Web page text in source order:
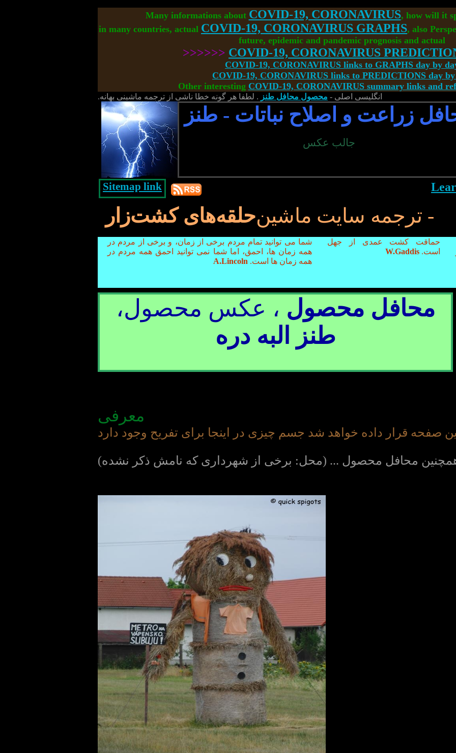
Many informations about COVID-19, CORONAVIRUS, how will it
in many countries, actual COVID-19, CORONAVIRUS GRAPHS, also
future, epidemic and pandemic prognosis and actual
COVID-19, CORONAVIRUS
<<<<<<
COVID-19, CORONAVIRUS links to GRAPHS day by
COVID-19, CORONAVIRUS links to PREDICTIONS day
Other interesting COVID-19, CORONAVIRUS summary links and
انگلیسی اصلی - محصول محافل طنز . لطفا هر گونه خطا ناشی از ترجمه ماشینی بهانه.
زراعت و اصلاح نباتات - طنز
جالب عکس
Sitemap link
حلقه‌های کشت‌زار- ترجمه سایت ماشین
شما می توانید تمام مردم برخی از زمان، و برخی از مردم در
همه زمان ها، احمق، اما شما نمی توانید احمق همه مردم در
همه زمان ها است.
حماقت کشت عمدی از جهل
است.
محافل محصول ، عکس محصول،
طنز البه دره
معرفی
صفحه قرار داده خواهد شد جسم چیزی در اینجا برای تفریح ​​وجود دارد
محافل محصول ... (محل: برخی از شهرداری که نامش ذکر نشده)